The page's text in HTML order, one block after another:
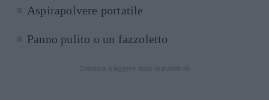
Aspirapolvere portatile
Panno pulito o un fazzoletto